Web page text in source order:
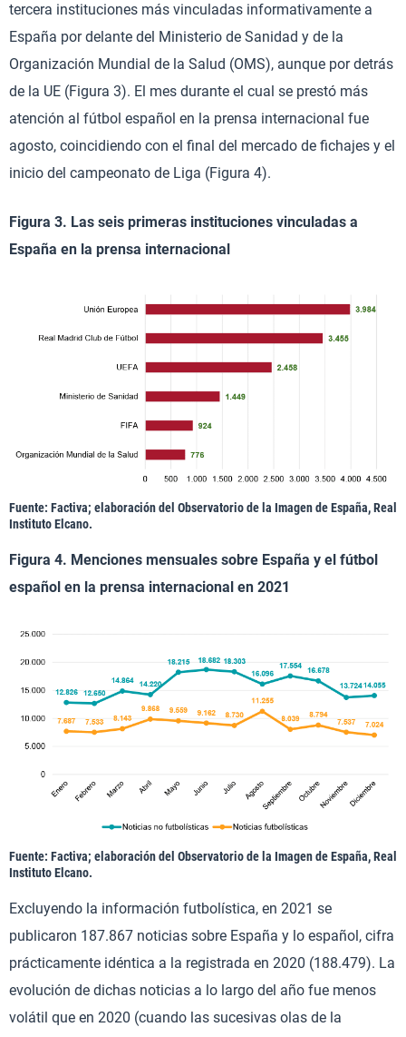
tercera instituciones más vinculadas informativamente a
España por delante del Ministerio de Sanidad y de la
Organización Mundial de la Salud (OMS), aunque por detrás
de la UE (Figura 3). El mes durante el cual se prestó más
atención al fútbol español en la prensa internacional fue
agosto, coincidiendo con el final del mercado de fichajes y el
inicio del campeonato de Liga (Figura 4).
Figura 3. Las seis primeras instituciones vinculadas a
España en la prensa internacional
Fuente: Factiva; elaboración del Observatorio de la Imagen de España, Real
Instituto Elcano.
Figura 4. Menciones mensuales sobre España y el fútbol
español en la prensa internacional en 2021
Fuente: Factiva; elaboración del Observatorio de la Imagen de España, Real
Instituto Elcano.
Excluyendo la información futbolística, en 2021 se
publicaron 187.867 noticias sobre España y lo español, cifra
prácticamente idéntica a la registrada en 2020 (188.479). La
evolución de dichas noticias a lo largo del año fue menos
volátil que en 2020 (cuando las sucesivas olas de la